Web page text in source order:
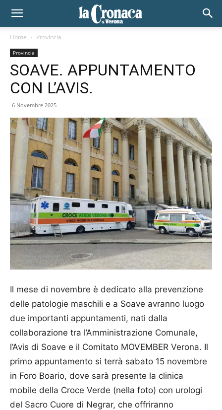
Home Provincia
Provincia
SOAVE. APPUNTAMENTO
CON L’AVIS.
6 Novembre 2025
Il mese di novembre è dedicato alla prevenzione
delle patologie maschili e a Soave avranno luogo
due importanti appuntamenti, nati dalla
collaborazione tra l’Amministrazione Comunale,
l’Avis di Soave e il Comitato MOVEMBER Verona. Il
primo appuntamento si terrà sabato 15 novembre
in Foro Boario, dove sarà presente la clinica
mobile della Croce Verde (nella foto) con urologi
del Sacro Cuore di Negrar, che offriranno